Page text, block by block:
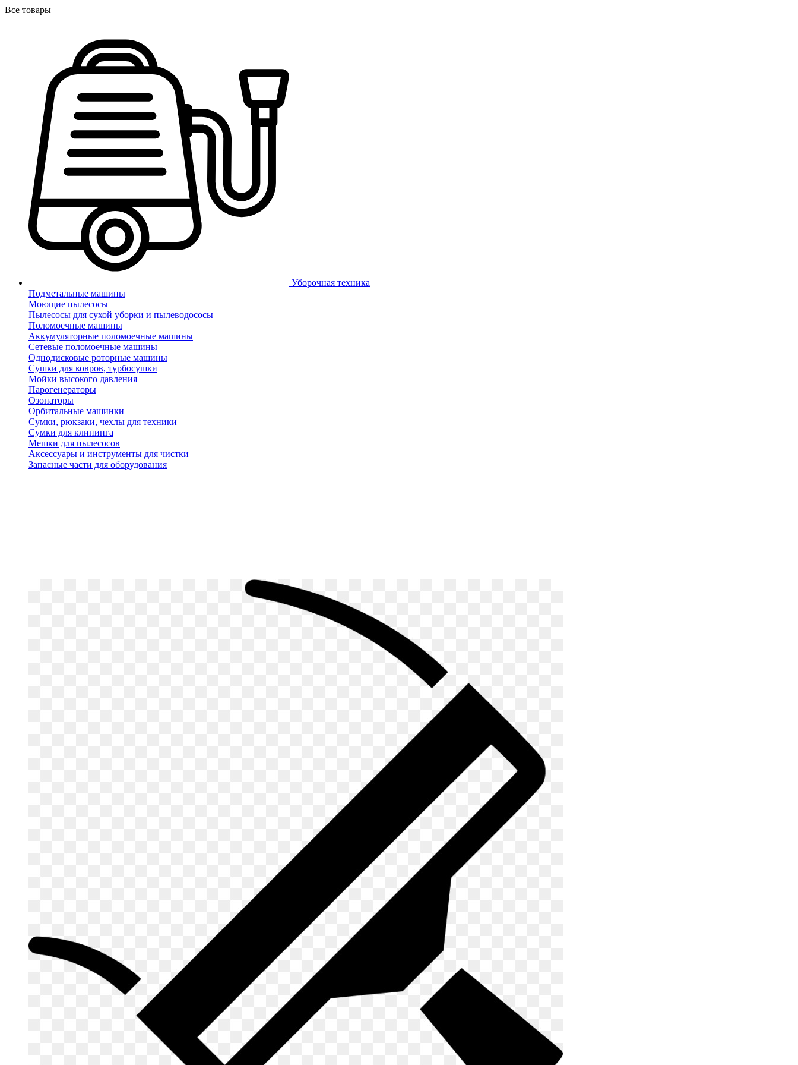
Все товары
Уборочная техника
Подметальные машины
Моющие пылесосы
Пылесосы для сухой уборки и пылеводососы
Поломоечные машины
Аккумуляторные поломоечные машины
Сетевые поломоечные машины
Однодисковые роторные машины
Сушки для ковров, турбосушки
Мойки высокого давления
Парогенераторы
Озонаторы
Орбитальные машинки
Сумки, рюкзаки, чехлы для техники
Сумки для клининга
Мешки для пылесосов
Аксессуары и инструменты для чистки
Запасные части для оборудования